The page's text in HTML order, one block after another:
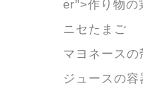
er">作り物の
ニセたまご
マヨネースの
ジュースの容